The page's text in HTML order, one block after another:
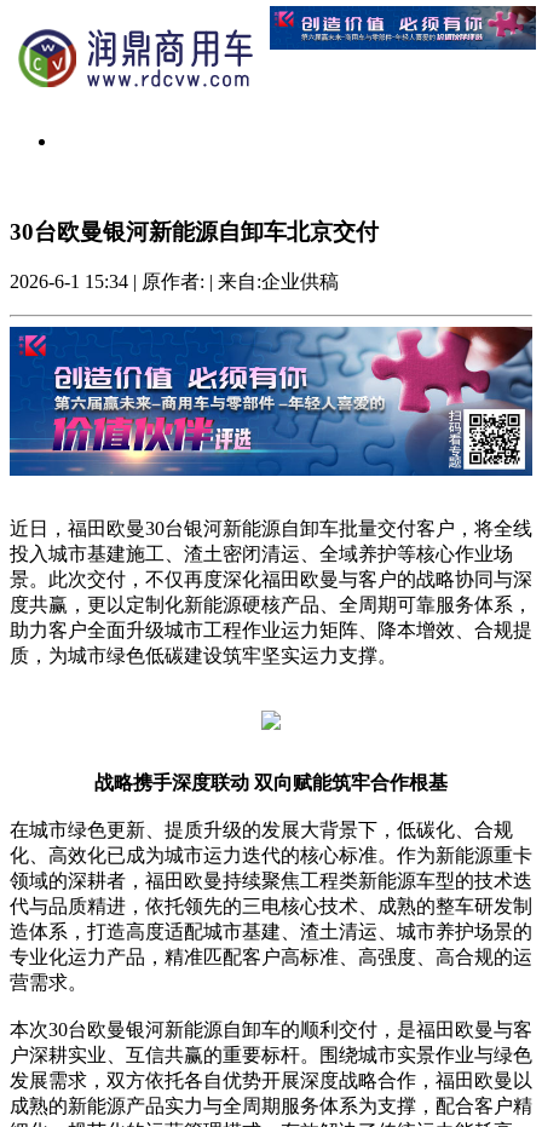
30台欧曼银河新能源自卸车北京交付
2026-6-1 15:34 | 原作者: | 来自:企业供稿
近日，福田欧曼30台银河新能源自卸车批量交付客户，将全线
投入城市基建施工、渣土密闭清运、全域养护等核心作业场
景。此次交付，不仅再度深化福田欧曼与客户的战略协同与深
度共赢，更以定制化新能源硬核产品、全周期可靠服务体系，
助力客户全面升级城市工程作业运力矩阵、降本增效、合规提
质，为城市绿色低碳建设筑牢坚实运力支撑。
战略携手深度联动 双向赋能筑牢合作根基
在城市绿色更新、提质升级的发展大背景下，低碳化、合规
化、高效化已成为城市运力迭代的核心标准。作为新能源重卡
领域的深耕者，福田欧曼持续聚焦工程类新能源车型的技术迭
代与品质精进，依托领先的三电核心技术、成熟的整车研发制
造体系，打造高度适配城市基建、渣土清运、城市养护场景的
专业化运力产品，精准匹配客户高标准、高强度、高合规的运
营需求。
本次30台欧曼银河新能源自卸车的顺利交付，是福田欧曼与客
户深耕实业、互信共赢的重要标杆。围绕城市实景作业与绿色
发展需求，双方依托各自优势开展深度战略合作，福田欧曼以
成熟的新能源产品实力与全周期服务体系为支撑，配合客户精